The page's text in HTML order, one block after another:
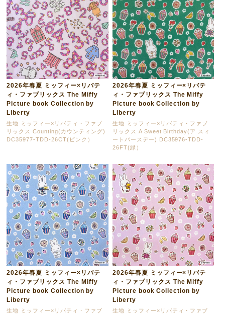
2026年春夏 ミッフィー×リバテ
ィ・ファブリックス The Miffy
Picture book Collection by
Liberty
生地 ミッフィー×リバティ・ファブ
リックス Counting(カウンティング)
DC35977-TDD-26CT(ピンク）
2026年春夏 ミッフィー×リバテ
ィ・ファブリックス The Miffy
Picture book Collection by
Liberty
生地 ミッフィー×リバティ・ファブ
リックス A Sweet Birthday(ア スィ
ートバースデー) DC35976-TDD-
26FT(緑）
2026年春夏 ミッフィー×リバテ
ィ・ファブリックス The Miffy
Picture book Collection by
Liberty
生地 ミッフィー×リバティ・ファブ
2026年春夏 ミッフィー×リバテ
ィ・ファブリックス The Miffy
Picture book Collection by
Liberty
生地 ミッフィー×リバティ・ファブ